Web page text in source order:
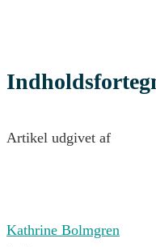
Artikel udgivet af
Kathrine Bolmgren